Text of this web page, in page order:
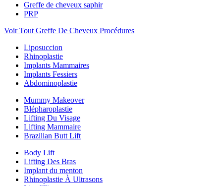
Greffe de cheveux saphir
PRP
Voir Tout Greffe De Cheveux Procédures
Liposuccion
Rhinoplastie
Implants Mammaires
Implants Fessiers
Abdominoplastie
Mummy Makeover
Blépharoplastie
Lifting Du Visage
Lifting Mammaire
Brazilian Butt Lift
Body Lift
Lifting Des Bras
Implant du menton
Rhinoplastie À Ultrasons